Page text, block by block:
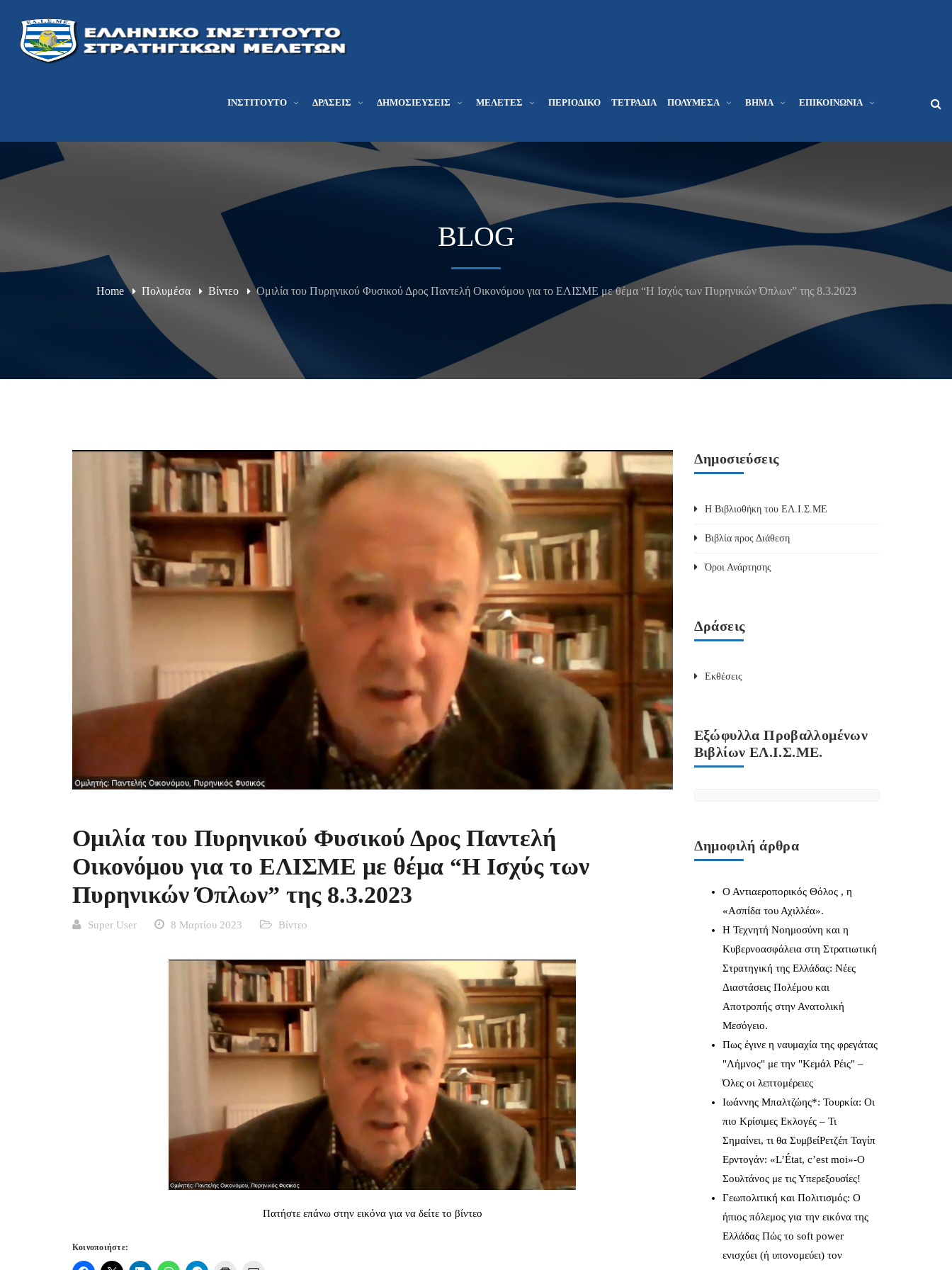
ΙΝΣΤΙΤΟΎΤΟ ΔΡΆΣΕΙΣ ΔΗΜΟΣΙΕΎΣΕΙΣ ΜΕΛΕΤΕΣ ΠΕΡΙΟΔΙΚΌ ΤΕΤΡΆΔΙΑ ΠΟΛΥΜΈΣΑ ΒΉΜΑ ΕΠΙΚΟΙΝΩΝΊΑ
BLOG
Home Πολυμέσα Βίντεο Ομιλία του Πυρηνικού Φυσικού Δρος Παντελή Οικονόμου για το ΕΛΙΣΜΕ με θέμα “Η Ισχύς των Πυρηνικών Όπλων” της 8.3.2023
Ομιλία του Πυρηνικού Φυσικού Δρος Παντελή
Οικονόμου για το ΕΛΙΣΜΕ με θέμα “Η Ισχύς των
Πυρηνικών Όπλων” της 8.3.2023
Super User 8 Μαρτίου 2023 Βίντεο
Πατήστε επάνω στην εικόνα για να δείτε το βίντεο
Κοινοποιήστε:
Δημοσιεύσεις
Η Βιβλιοθήκη του ΕΛ.Ι.Σ.ΜΕ
Βιβλία προς Διάθεση
Όροι Ανάρτησης
Δράσεις
Εκθέσεις
Εξώφυλλα Προβαλλομένων
Βιβλίων ΕΛ.Ι.Σ.ΜΕ.
Δημοφιλή άρθρα
Ο Αντιαεροπορικός Θόλος , η
«Ασπίδα του Αχιλλέα».
Η Τεχνητή Νοημοσύνη και η
Κυβερνοασφάλεια στη Στρατιωτική
Στρατηγική της Ελλάδας: Νέες
Διαστάσεις Πολέμου και
Αποτροπής στην Ανατολική
Μεσόγειο.
Πως έγινε η ναυμαχία της φρεγάτας
"Λήμνος" με την "Κεμάλ Ρέις" –
Όλες οι λεπτομέρειες
Ιωάννης Μπαλτζώης*: Τουρκία: Οι
πιο Κρίσιμες Εκλογές – Τι
Σημαίνει, τι θα ΣυμβείΡετζέπ Ταγίπ
Ερντογάν: «L’État, c’est moi»-Ο
Σουλτάνος με τις Υπερεξουσίες!
Γεωπολιτική και Πολιτισμός: Ο
ήπιος πόλεμος για την εικόνα της
Ελλάδας Πώς το soft power
ενισχύει (ή υπονομεύει) τον